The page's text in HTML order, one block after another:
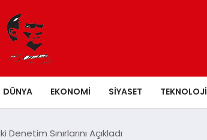
DÜNYA EKONOMI SIYASET TEKNOLOJI
Sınırlarını Açıkladı